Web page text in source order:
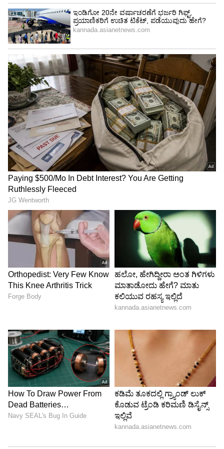
Image Credit :Asianet News
ಉತ್ತರ ಒಳನಾಡಿಗೆ ಆಲಿಕಲ್ಲು ಮಳೆಯ ಭೀತಿ:
ಉತ್ತರ ಕರ್ನಾಟಕದ ಜನತೆಗೆ ಆಲಿಕಲ್ಲು ಮಳೆಯ ಎಚ್ಚರಿಕೆ
ನೀಡಲಾಗಿದೆ. ಮೇ 23ರಂದು ಬಾಗಲಕೋಟೆ, ಗದಗ ಮತ್ತು
ಧಾರವಾಡ ಜಿಲ್ಲೆಗಳಲ್ಲಿ ಗುಡುಗು ಸಹಿತ ಮಳೆಯ ಜೊತೆಗೆ
ಆಲಿಕಲ್ಲು ಬೀಳುವ ಸಾಧ್ಯತೆಯಿದೆ. ಮೇ 25ರಂದು ಕೂಡ
ಒಳನಾಡಿನ ಹಲವೆಡೆ ಇದೇ ರೀತಿಯ ಹವಾಮಾನ
ಮುಂದುವರಿಯಲಿದೆ. ಬೆಳಗಾವಿ, ವಿಜಯಪುರ ಮತ್ತು ಕೊಪ್ಪಳ
ಜಿಲ್ಲೆಗಳಲ್ಲೂ ವೇಗವಾದ ಗಾಳಿಯೊಂದಿಗೆ ಮಳೆಯಾಗಲಿದೆ.
5
ದಕ್ಷಿಣ ಕನ್ನಡ, ಉಡುಪಿ ಮತ್ತು ಉತ್ತರ ಕನ್ನಡ ಜಿಲ್ಲೆಗಳಲ್ಲಿ ಮೇ
23 ರಿಂದ ಮೇ 27 ರವರೆಗೆ ಗುಡುಗು ಮತ್ತು ಮಿಂಚಿನ ಸಹಿತ
ಸಾಧಾರಣ ಮಳೆಯಾಗಲಿದೆ. ಸಮುದ್ರ ತೀರದಲ್ಲಿ ಗಾಳಿಯ
ವೇಗ ಹೆಚ್ಚಿರಲಿದ್ದು, ಮೀನುಗಾರರು ಮತ್ತು ಪ್ರವಾಸಿಗರು
ಜಾಗರೂಕರಾಗಿರಲು ಸೂಚಿಸಲಾಗಿದೆ.